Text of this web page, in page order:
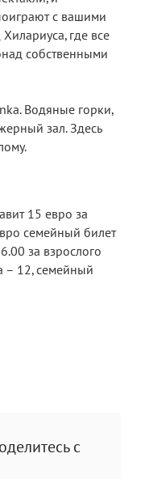
с вашими
где все
собственными
Водяные горки,
зал. Здесь
15 евро за
семейный билет
за взрослого
– 12, семейный
с